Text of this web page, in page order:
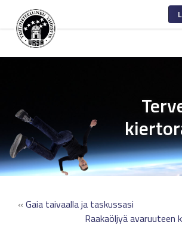
« Gaia taivaalla ja taskussasi
Raakaöljyä avaruuteen